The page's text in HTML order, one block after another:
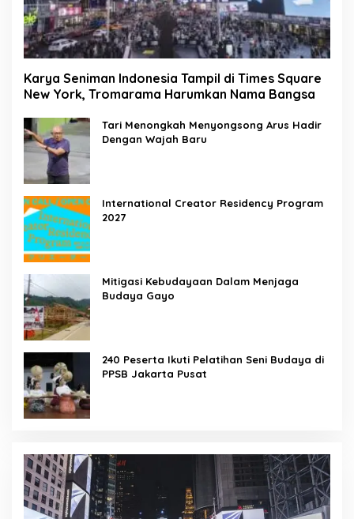
Karya Seniman Indonesia Tampil di Times Square
New York, Tromarama Harumkan Nama Bangsa
Tari Menongkah Menyongsong Arus Hadir
Dengan Wajah Baru
International Creator Residency Program
2027
Mitigasi Kebudayaan Dalam Menjaga
Budaya Gayo
240 Peserta Ikuti Pelatihan Seni Budaya di
PPSB Jakarta Pusat